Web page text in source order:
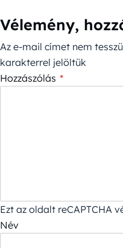
Vélemény,
Az e-mail címet nem
karakterrel jelöltük
Hozzászólás *
Ezt az oldalt reCAPTCHA
Név